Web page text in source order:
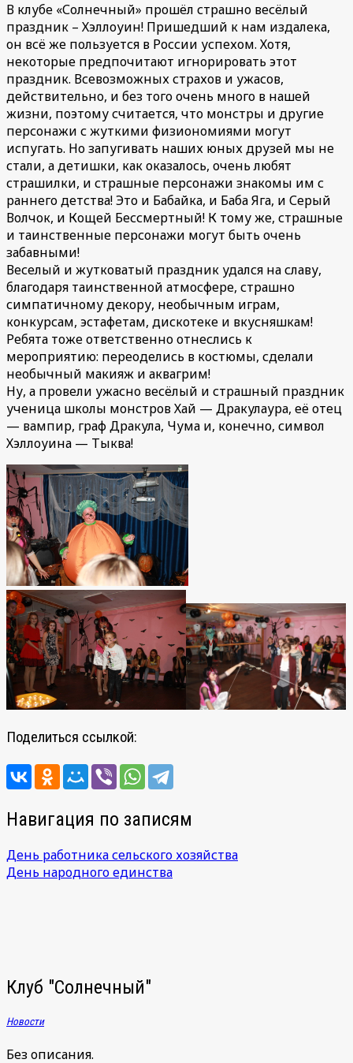
В клубе «Солнечный» прошёл страшно весёлый
праздник – Хэллоуин! Пришедший к нам издалека,
он всё же пользуется в России успехом. Хотя,
некоторые предпочитают игнорировать этот
праздник. Всевозможных страхов и ужасов,
действительно, и без того очень много в нашей
жизни, поэтому считается, что монстры и другие
персонажи с жуткими физиономиями могут
испугать. Но запугивать наших юных друзей мы не
стали, а детишки, как оказалось, очень любят
страшилки, и страшные персонажи знакомы им с
раннего детства! Это и Бабайка, и Баба Яга, и Серый
Волчок, и Кощей Бессмертный! К тому же, страшные
и таинственные персонажи могут быть очень
забавными!
Веселый и жутковатый праздник удался на славу,
благодаря таинственной атмосфере, страшно
симпатичному декору, необычным играм,
конкурсам, эстафетам, дискотеке и вкусняшкам!
Ребята тоже ответственно отнеслись к
мероприятию: переоделись в костюмы, сделали
необычный макияж и аквагрим!
Ну, а провели ужасно весёлый и страшный праздник
ученица школы монстров Хай — Дракулаура, её отец
— вампир, граф Дракула, Чума и, конечно, символ
Хэллоуина — Тыква!
Поделиться ссылкой:
Навигация по записям
День работника сельского хозяйства
День народного единства
Клуб "Солнечный"
Новости
Без описания.